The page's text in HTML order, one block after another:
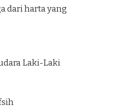
dari harta yang
Laki-Laki